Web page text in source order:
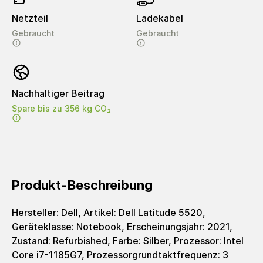
Netzteil
Gebraucht
Ladekabel
Gebraucht
Nachhaltiger Beitrag
Spare bis zu 356 kg CO₂
Produkt-Beschreibung
Hersteller: Dell, Artikel: Dell Latitude 5520,
Geräteklasse: Notebook, Erscheinungsjahr: 2021,
Zustand: Refurbished, Farbe: Silber, Prozessor: Intel
Core i7-1185G7, Prozessorgrundtaktfrequenz: 3